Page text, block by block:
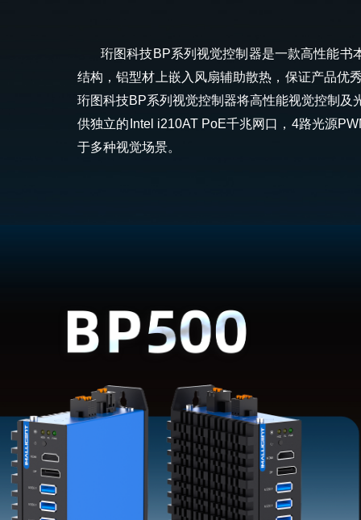
珩图科技BP系列视觉控制器是一款高性能书
结构，铝型材上嵌入风扇辅助散热，保证产品优
珩图科技BP系列视觉控制器将高性能视觉控制
供独立的Intel i210AT PoE千兆网口，4路光源
于多种视觉场景。